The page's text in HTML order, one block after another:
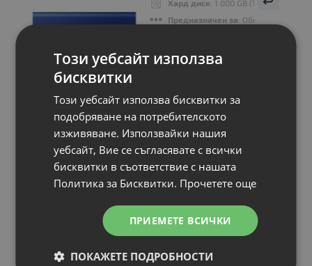
Хард диск: 1 000 GB (1TB)
Предназначен за: Обща употреба
Цена:
304.00 €
594.57 лв.
поколението на процесора и изискванията на Microsoft.
Този уебсайт използва
бисквитки
Този уебсайт използва бисквитки за
подобряване на потребителското
изживяване. Използвайки нашия
уебсайт, Вие се съгласявате с всички
бисквитки в съответствие с нашата
Политика за Бисквитки. Прочетете още
ПРИЕМЕТЕ ВСИЧКИ
ПОКАЖЕТЕ ПОДРОБНОСТИ